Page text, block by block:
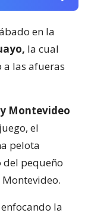
en la
la cual
las afueras
Montevideo
el
pelota
pequeño
la